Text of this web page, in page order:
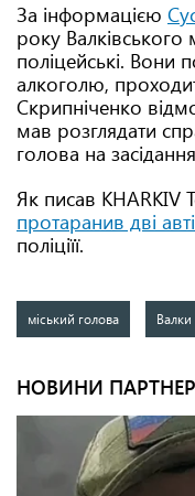
За інформацією
року Валківського
поліцейські. Вони
алкоголю,
Скрипніченко
мав розглядати
голова на
Як писав KHARKIV
протаранив дві
поліціїї.
міський голова Валки